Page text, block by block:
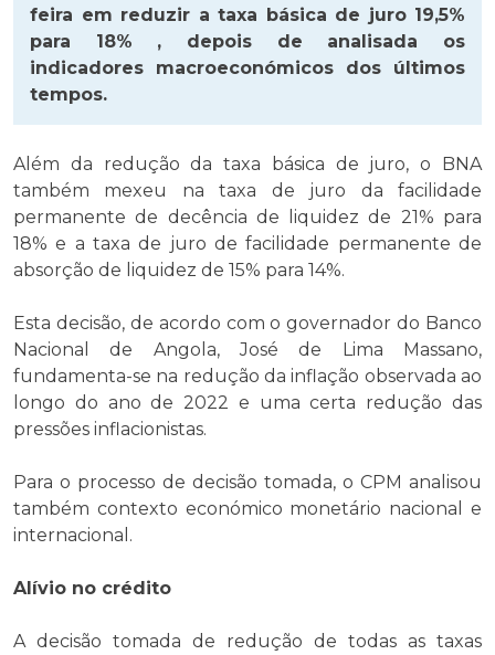
feira em reduzir a taxa básica de juro 19,5%
para 18% , depois de analisada os
indicadores macroeconómicos dos últimos
tempos.
Além da redução da taxa básica de juro, o BNA
também mexeu na taxa de juro da facilidade
permanente de decência de liquidez de 21% para
18% e a taxa de juro de facilidade permanente de
absorção de liquidez de 15% para 14%.
Esta decisão, de acordo com o governador do Banco
Nacional de Angola, José de Lima Massano,
fundamenta-se na redução da inflação observada ao
longo do ano de 2022 e uma certa redução das
pressões inflacionistas.
Para o processo de decisão tomada, o CPM analisou
também contexto económico monetário nacional e
internacional.
Alívio no crédito
A decisão tomada de redução de todas as taxas